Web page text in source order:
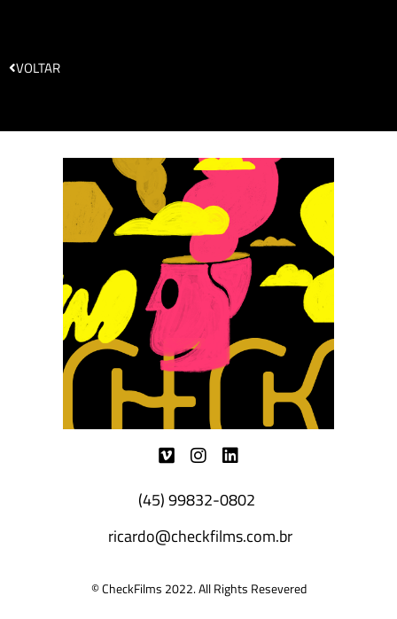
VOLTAR
(45) 99832-0802
ricardo@checkfilms.com.br
© CheckFilms 2022. All Rights Resevered